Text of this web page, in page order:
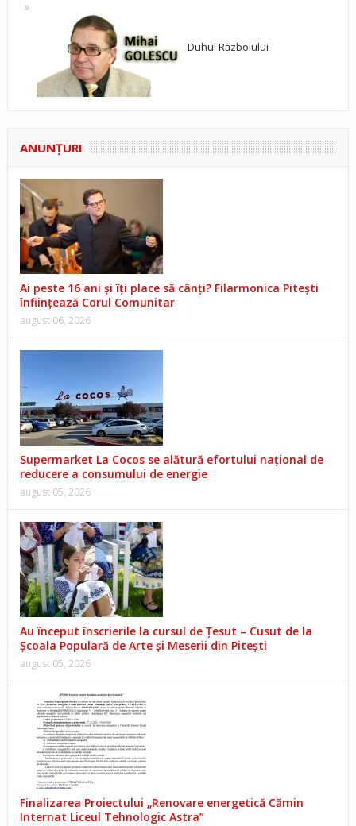
Duhul Războiului
ANUNŢURI
Ai peste 16 ani și îți place să cânți? Filarmonica Pitești
înființează Corul Comunitar
august 06, 2026
Supermarket La Cocos se alătură efortului național de
reducere a consumului de energie
august 05, 2026
Au început înscrierile la cursul de Țesut – Cusut de la
Școala Populară de Arte și Meserii din Pitești
august 05, 2026
Finalizarea Proiectului „Renovare energetică Cămin
Internat Liceul Tehnologic Astra”